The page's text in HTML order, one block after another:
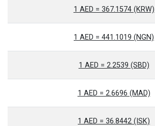
1 AED = 367.1574 (KRW)
1 AED = 441.1019 (NGN)
1 AED = 2.2539 (SBD)
1 AED = 2.6696 (MAD)
1 AED = 36.8442 (ISK)